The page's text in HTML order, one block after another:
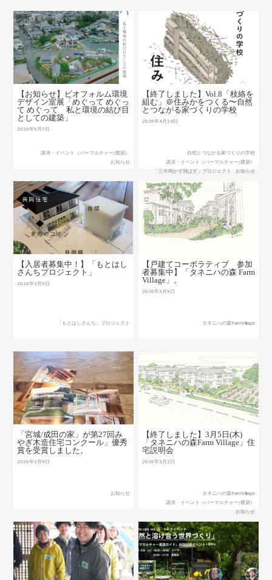
【お知らせ】ビオフォルム環境
デザイン室展「めぐって めぐっ
て めぐって 私と環境の結び目
としての建築」
2026年5月7日
講演・イベント（パーマルチャー/建築）
お知らせ
【終了しました】Vol.8「枝絡を
組む」＠住みかをつくる〜自然
とつながる家づくりの学校
2026年4月24日
自然とつながる家づくりの学校
講演・イベント（パーマルチャー/建築）
「三年鳴かず飛ばず」プロジェクト
お知らせ
【入居者募集中！】「もとはし
さんちプロジェクト」
2026年3月9日
「もとはしさんち」プロジェクト
【戸建てコーポラティブ 参加
者募集中】「タネニハの森 Farm
Village」。
2026年3月9日
タネニハの森FarmVillage
「宮城/成田の家」が第27回み
やぎ木造住宅コンクール」優秀
賞を受賞しました。
2026年3月9日
お知らせ
【終了しました】3月5日(木)
「タネニハの森Farm Village」住
宅説明会
2026年3月2日
タネニハの森FarmVillage
講演・イベント（パーマルチャー/建築）
お知らせ